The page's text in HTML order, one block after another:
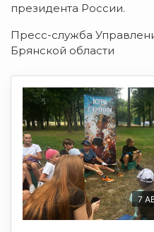
президента России.
Пресс-служба
Брянской области
7